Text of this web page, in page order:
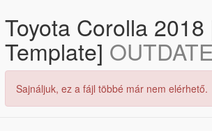
Toyota Corolla
Template]
Sajnáljuk, ez a fájl többé már nem elérhető.